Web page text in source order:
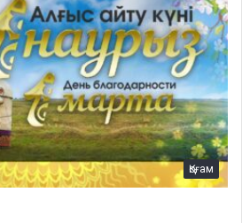
Қоғам